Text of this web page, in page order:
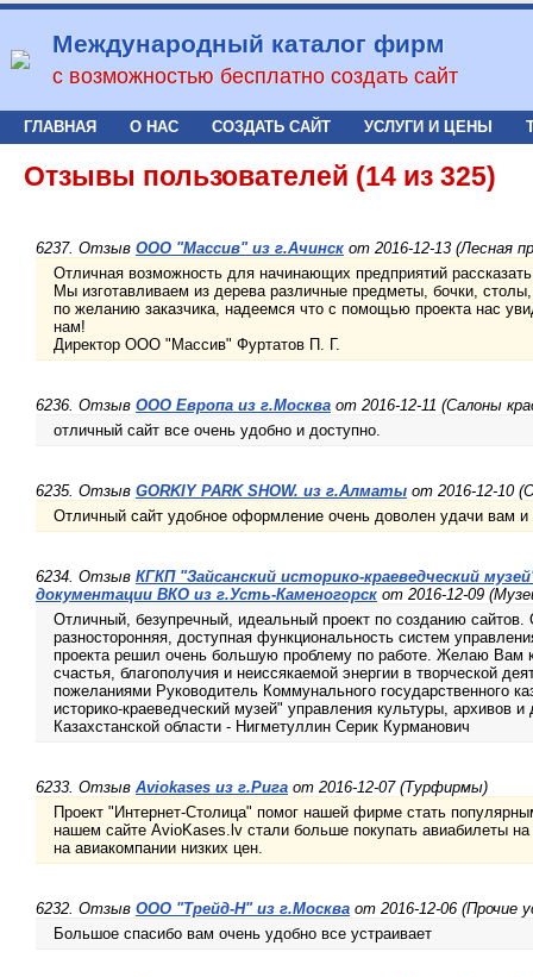
Международный каталог фирм
с возможностью бесплатно создать сайт
ГЛАВНАЯ О НАС СОЗДАТЬ САЙТ УСЛУГИ И ЦЕНЫ
Отзывы пользователей (14 из 325)
6237. Отзыв ООО "Массив" из г.Ачинск от 2016-12-13 (Лесная
Отличная возможность для начинающих предприятий
Мы изготавливаем из дерева различные предметы, бочки,
по желанию заказчика, надеемся что с помощью проекта нас
нам!
Директор ООО "Массив" Фуртатов П. Г.
6236. Отзыв ООО Европа из г.Москва от 2016-12-11 (Салоны
отличный сайт все очень удобно и доступно.
6235. Отзыв GORKIY PARK SHOW. из г.Алматы от 2016-12-10
Отличный сайт удобное оформление очень доволен удачи вам и
6234. Отзыв КГКП "Зайсанский историко-краеведческий
документации ВКО из г.Усть-Каменогорск от 2016-12-09
Отличный, безупречный, идеальный проект по созданию
разносторонняя, доступная функциональность систем
проекта решил очень большую проблему по работе. Желаю Вам
счастья, благополучия и неиссякаемой энергии в творческой
пожеланиями Руководитель Коммунального государственного
историко-краеведческий музей" управления культуры, архивов
Казахстанской области - Нигметуллин Серик Курманович
6233. Отзыв Aviokases из г.Рига от 2016-12-07 (Турфирмы)
Проект "Интернет-Столица" помог нашей фирме стать
нашем сайте AvioKases.lv стали больше покупать авиабилеты
на авиакомпании низких цен.
6232. Отзыв ООО "Трейд-Н" из г.Москва от 2016-12-06 (Прочие
Большое спасибо вам очень удобно все устраивает